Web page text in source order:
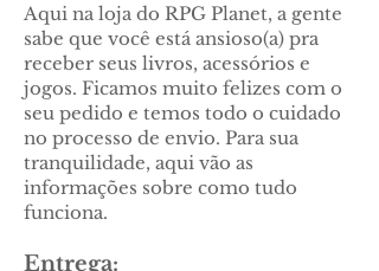
​Aqui na loja do RPG Planet, a gente
sabe que você está ansioso(a) pra
receber seus livros, acessórios e
jogos. Ficamos muito felizes com o
seu pedido e temos todo o cuidado
no processo de envio. Para sua
tranquilidade, aqui vão as
informações sobre como tudo
funciona.
Entrega: